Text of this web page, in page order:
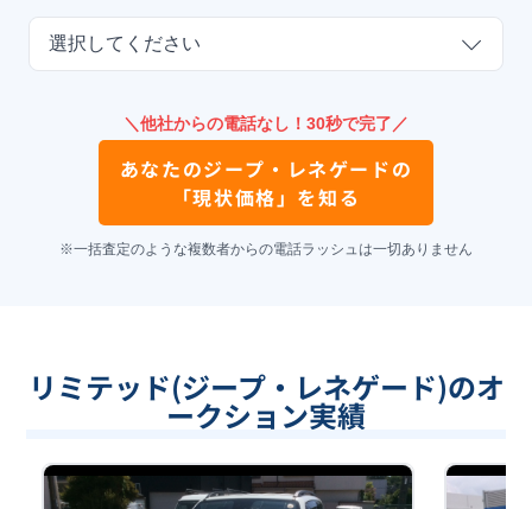
選択してください
＼他社からの電話なし！30秒で完了／
あなたのジープ・レネゲードの
「現状価格」を知る
※一括査定のような複数者からの電話ラッシュは一切ありません
リミテッド(ジープ・レネゲード)のオ
ークション実績